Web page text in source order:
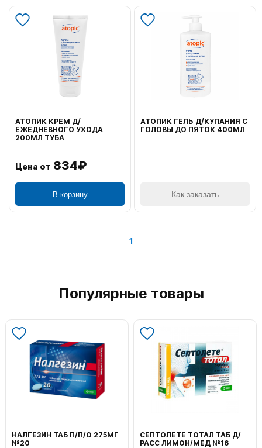
АТОПИК КРЕМ Д/
ЕЖЕДНЕВНОГО УХОДА
200МЛ ТУБА
Цена от 834₽
В корзину
АТОПИК ГЕЛЬ Д/КУПАНИЯ С
ГОЛОВЫ ДО ПЯТОК 400МЛ
Как заказать
1
Популярные товары
НАЛГЕЗИН ТАБ П/П/О 275МГ
№20
СЕПТОЛЕТЕ ТОТАЛ ТАБ Д/
РАСС ЛИМОН/МЕД №16